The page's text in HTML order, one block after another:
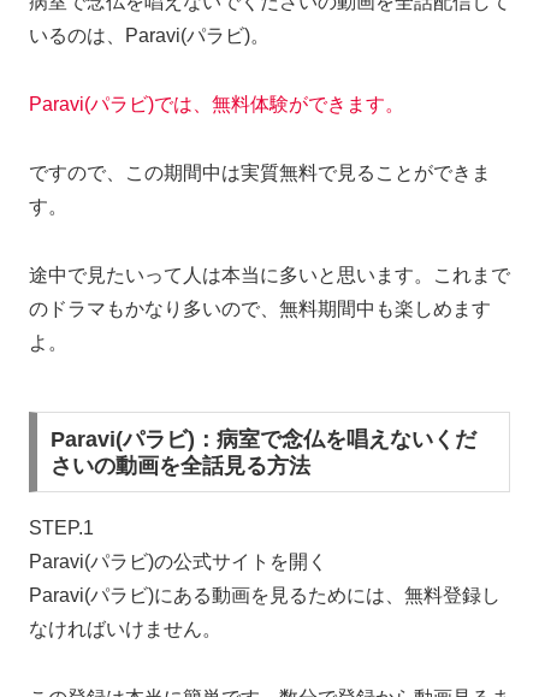
いるのは、Paravi(パラビ)。
Paravi(パラビ)では、無料体験ができます。
ですので、この期間中は実質無料で見ることができま
す。
途中で見たいって人は本当に多いと思います。これまで
のドラマもかなり多いので、無料期間中も楽しめます
よ。
Paravi(パラビ)：病室で念仏を唱えないくだ
さいの動画を全話見る方法
STEP.1
Paravi(パラビ)の公式サイトを開く
Paravi(パラビ)にある動画を見るためには、無料登録し
なければいけません。